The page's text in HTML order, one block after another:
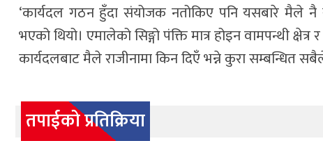
‘कार्यदल गठन हुँदा संयोजक नतोकिए पनि यसबारे मैले नै
भएको थियो। एमालेको सिङ्गो पंक्ति मात्र होइन वामपन्थी
कार्यदलबाट मैले राजीनामा किन दिएँ भन्ने कुरा सम्बन्धित
तपाईको प्रतिक्रिया